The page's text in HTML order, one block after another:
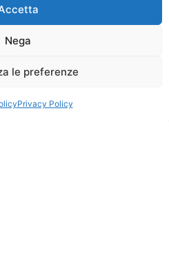
Nega
le preferenze
Privacy Policy